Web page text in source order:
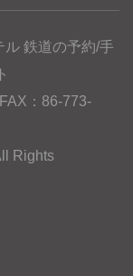
鉄道の予約/手
：86-773-
Rights